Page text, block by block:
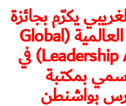
يكرّم بجائزة
القيادة العالمية (Global
Leadership Award) في
بمكتبة
بواشنطن